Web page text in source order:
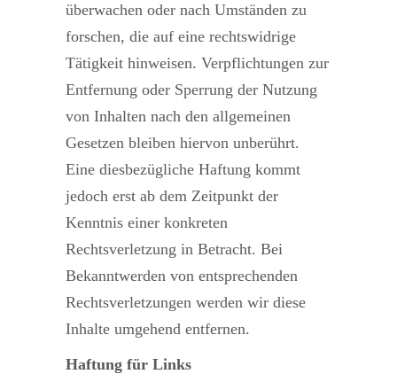
überwachen oder nach Umständen zu
forschen, die auf eine rechtswidrige
Tätigkeit hinweisen. Verpflichtungen zur
Entfernung oder Sperrung der Nutzung
von Inhalten nach den allgemeinen
Gesetzen bleiben hiervon unberührt.
Eine diesbezügliche Haftung kommt
jedoch erst ab dem Zeitpunkt der
Kenntnis einer konkreten
Rechtsverletzung in Betracht. Bei
Bekanntwerden von entsprechenden
Rechtsverletzungen werden wir diese
Inhalte umgehend entfernen.
Haftung für Links